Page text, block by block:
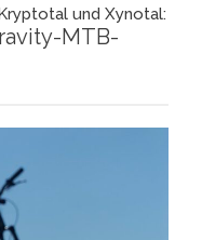
und Xynotal:
MTB-